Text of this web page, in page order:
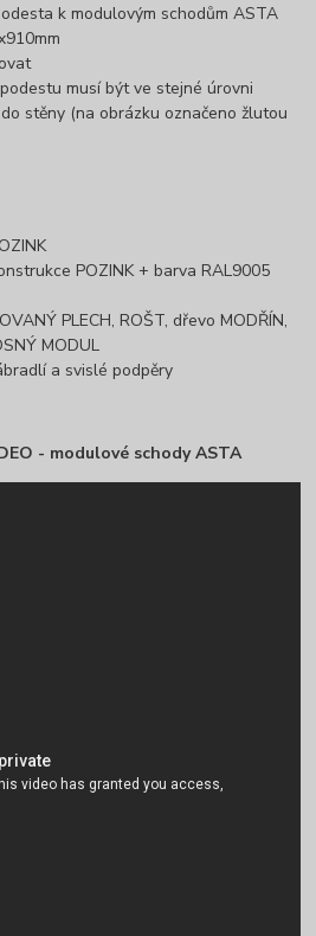
k modulovým schodům ASTA
musí být ve stejné úrovni
stěny (na obrázku označeno žlutou
POZINK + barva RAL9005
PLECH, ROŠT, dřevo MODŘÍN,
MODUL
a svislé podpěry
- modulové schody ASTA